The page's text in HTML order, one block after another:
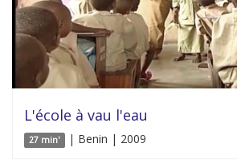
L'école à vau l'eau
27 min' | Benin | 2009